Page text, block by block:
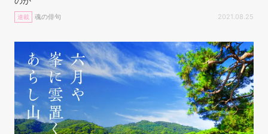
連載 魂の俳句 2021.08.25